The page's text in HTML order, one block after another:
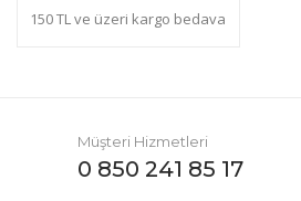
150 TL ve üzeri kargo bedava
Müşteri Hizmetleri
0 850 241 85 17